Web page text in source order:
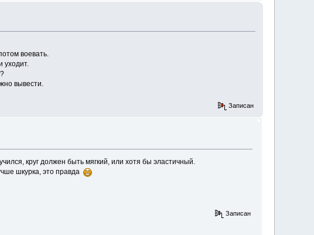
воевать.
уходит.
вывести.
Записан
круг должен быть мягкий, или хотя бы эластичный.
шкурка, это правда
Записан